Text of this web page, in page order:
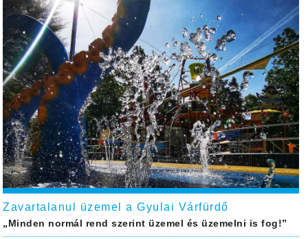
Zavartalanul üzemel a Gyulai Várfürdő
„Minden normál rend szerint üzemel és üzemelni is fog!”